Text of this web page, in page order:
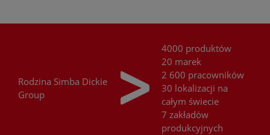
Rodzina Simba Dickie
Group
4000 produktów
20 marek
2 600 pracowników
30 lokalizacji na
całym świecie
7 zakładów
produkcyjnych